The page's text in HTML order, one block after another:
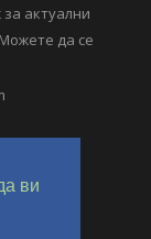
ви
актуални
да се